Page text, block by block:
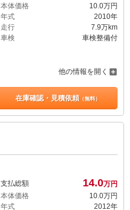
本体価格
10.0万円
年式
2010年
走行
7.9万km
車検
車検整備付
他の情報を開く
在庫確認・見積依頼（無料）
支払総額 14.0万円
本体価格
10. 0万円
年式
2012年